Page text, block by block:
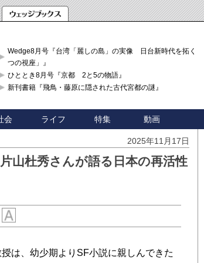
Wedge8月号『台湾「麗しの島」の実像 日台新時代を拓く「3
つの視座」』
ひととき8月号『京都 2と5の物語』
新刊書籍『飛鳥・藤原に隠された古代宮都の謎』
会 ライフ 特集 動画
2025年11月17日
山杜秀さんが語る日本の再活性
は、幼少期よりSF小説に親しんできた